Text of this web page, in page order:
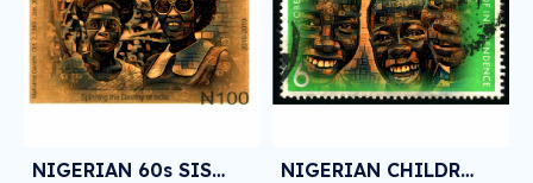
NIGERIAN 60s SISTERS NIGERIAN CHILDREN